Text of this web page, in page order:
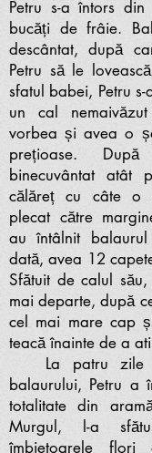
Petru s-a întors
bucăți de frâie.
descântat, după
Petru să le
sfatul babei, Petru
un cal
vorbea și avea o
prețioase.
binecuvântat
călăreț cu câte o
plecat către
au întâlnit
dată, avea 12
Sfătuit de calul
mai departe, după
cel mai mare cap
teacă înainte de a
La patru zile
balaurului, Petru a
totalitate din
Murgul, l-a
îmbietoarele